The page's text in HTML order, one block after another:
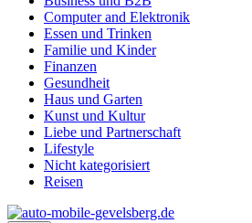
Computer and Elektronik
Essen und Trinken
Familie und Kinder
Finanzen
Gesundheit
Haus und Garten
Kunst und Kultur
Liebe und Partnerschaft
Lifestyle
Nicht kategorisiert
Reisen